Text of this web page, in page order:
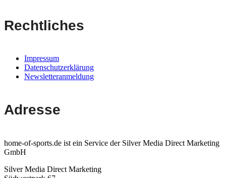
Rechtliches
Impressum
Datenschutzerklärung
Newsletteranmeldung
Adresse
home-of-sports.de ist ein Service der Silver Media Direct Marketing
GmbH
Silver Media Direct Marketing